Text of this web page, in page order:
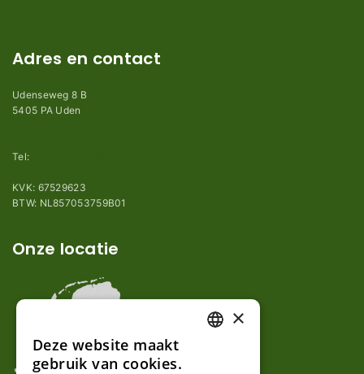
Adres en contact
Udenseweg 8 B
5405 PA Uden
Tel:
KVK: 67529623
BTW: NL857053759B01
Onze locatie
×
Deze website maakt
gebruik van cookies.